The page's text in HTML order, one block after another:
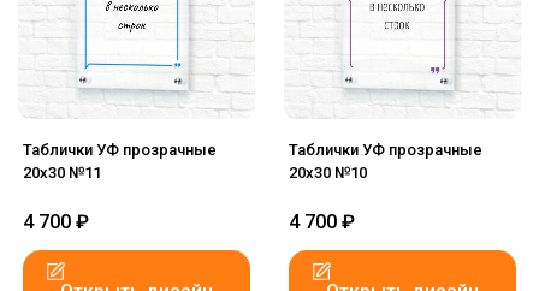
Таблички УФ прозрачные
20x30 №11
4 700 ₽
Таблички УФ прозрачные
20x30 №10
4 700 ₽